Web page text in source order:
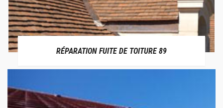
RÉPARATION FUITE DE TOITURE 89